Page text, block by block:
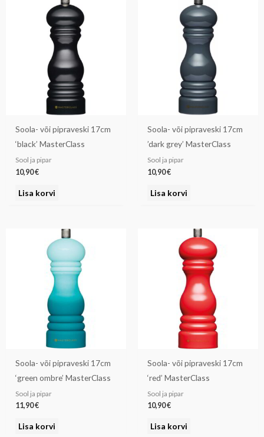
Soola- või pipraveski 17cm
‘black’ MasterClass
Sool ja pipar
10,90€
Lisa korvi
Soola- või pipraveski 17cm
’dark grey’ MasterClass
Sool ja pipar
10,90€
Lisa korvi
Soola- või pipraveski 17cm
‘green ombre’ MasterClass
Sool ja pipar
11,90€
Lisa korvi
Soola- või pipraveski 17cm
‘red’ MasterClass
Sool ja pipar
10,90€
Lisa korvi